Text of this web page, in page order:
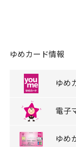
ーブ”
トレンドに左右
ゆめカード情報
ゆめ
電子
ゆめ